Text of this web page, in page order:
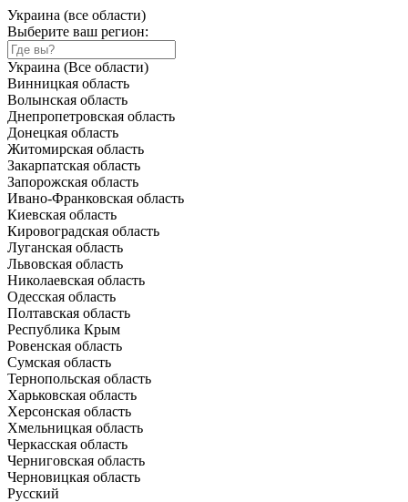
Украина (все области)
Выберите ваш регион:
Украина (Все области)
Винницкая область
Волынская область
Днепропетровская область
Донецкая область
Житомирская область
Закарпатская область
Запорожская область
Ивано-Франковская область
Киевская область
Кировоградская область
Луганская область
Львовская область
Николаевская область
Одесская область
Полтавская область
Республика Крым
Ровенская область
Сумская область
Тернопольская область
Харьковская область
Херсонская область
Хмельницкая область
Черкасская область
Черниговская область
Черновицкая область
Русский